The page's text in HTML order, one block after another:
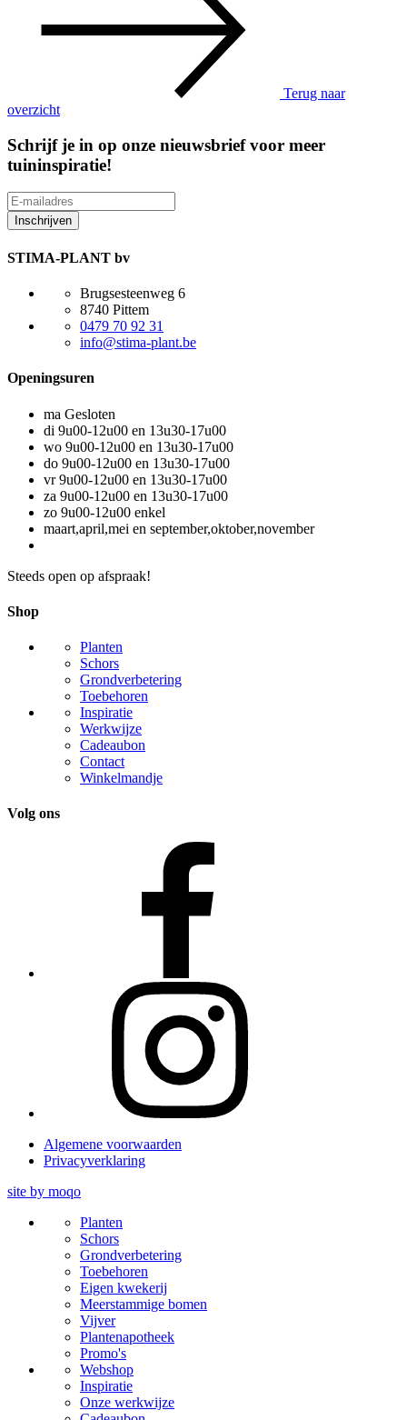
Terug naar
overzicht
Schrijf je in op onze nieuwsbrief voor meer
tuininspiratie!
Leave
this
field
blank
Inschrijven
STIMA-PLANT bv
Brugsesteenweg 6
8740 Pittem
0479 70 92 31
info@stima-plant.be
Openingsuren
ma Gesloten
di 9u00-12u00 en 13u30-17u00
wo 9u00-12u00 en 13u30-17u00
do 9u00-12u00 en 13u30-17u00
vr 9u00-12u00 en 13u30-17u00
za 9u00-12u00 en 13u30-17u00
zo 9u00-12u00 enkel
maart,april,mei en september,oktober,november
Steeds open op afspraak!
Shop
Planten
Schors
Grondverbetering
Toebehoren
Inspiratie
Werkwijze
Cadeaubon
Contact
Winkelmandje
Volg ons
Algemene voorwaarden
Privacyverklaring
site by moqo
Planten
Schors
Grondverbetering
Toebehoren
Eigen kwekerij
Meerstammige bomen
Vijver
Plantenapotheek
Promo's
Webshop
Inspiratie
Onze werkwijze